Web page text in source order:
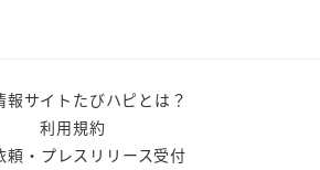
報サイトたびハピとは？
利用規約
頼・プレスリリース受付